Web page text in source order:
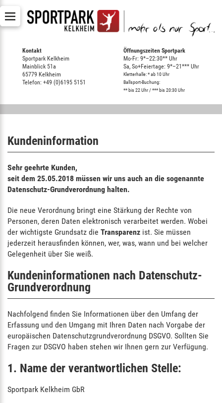
Kontakt
Sportpark Kelkheim
Mainblick 51a
65779 Kelkheim
Telefon: +49 (0)6195 5151
Öffnungszeiten Sportpark
Mo-Fr: 9*–22:30** Uhr
Sa, So+Feiertage: 9*–21*** Uhr
Kletterhalle: * ab 10 Uhr
Ballsport-Buchung:
** bis 22 Uhr / *** bis 20:30 Uhr
Kundeninformation
Sehr geehrte Kunden,
seit dem 25.05.2018 müssen wir uns auch an die sogenannte
Datenschutz-Grundverordnung halten.
Die neue Verordnung bringt eine Stärkung der Rechte von
Personen, deren Daten elektronisch verarbeitet werden. Wobei
der wichtigste Grundsatz die Transparenz ist. Sie müssen
jederzeit herausfinden können, wer, was, wann und bei welcher
Gelegenheit über Sie weiß.
Kundeninformationen nach Datenschutz-
Grundverordnung
Nachfolgend finden Sie Informationen über den Umfang der
Erfassung und den Umgang mit Ihren Daten nach Vorgabe der
europäischen Datenschutzgrundverordnung DSGVO. Sollten Sie
Fragen zur DSGVO haben stehen wir Ihnen gern zur Verfügung.
1. Name der verantwortlichen Stelle:
Sportpark Kelkheim GbR